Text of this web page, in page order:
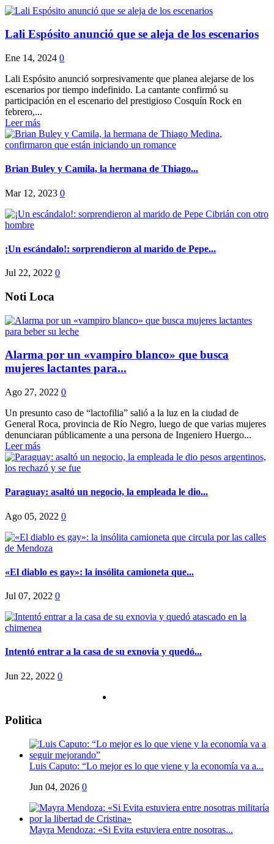
Lali Espósito anunció que se aleja de los escenarios
Ene 14, 2024 0
Lali Espósito anunció sorpresivamente que planea alejarse de los
escenarios por tiempo indefinido. La cantante confirmó su
participación en el escenario del prestigioso Cosquín Rock en
febrero,...
Leer más
Brian Buley y Camila, la hermana de Thiago...
Mar 12, 2023 0
¡Un escándalo!: sorprendieron al marido de Pepe...
Jul 22, 2022 0
Noti Loca
Alarma por un «vampiro blanco» que busca
mujeres lactantes para...
Ago 27, 2022 0
Un presunto caso de “lactofilia” salió a la luz en la ciudad de
General Roca, provincia de Río Negro, luego de que varias mujeres
denunciaran públicamente a una persona de Ingeniero Huergo...
Leer más
Paraguay: asaltó un negocio, la empleada le dio...
Ago 05, 2022 0
«El diablo es gay»: la insólita camioneta que...
Jul 07, 2022 0
Intentó entrar a la casa de su exnovia y quedó...
Jun 22, 2022 0
Politica
Luis Caputo: “Lo mejor es lo que viene y la economía va a...
Jun 04, 2026 0
Mayra Mendoza: «Si Evita estuviera entre nosotras...